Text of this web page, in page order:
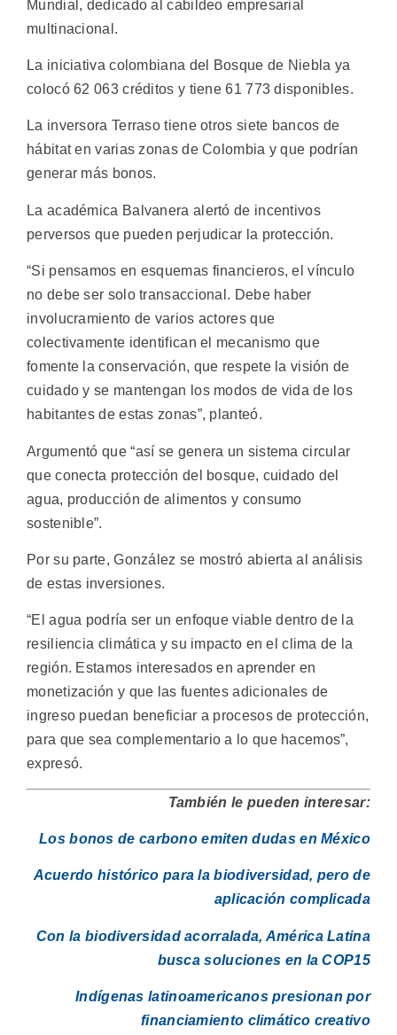
Mundial, dedicado al cabildeo empresarial
multinacional.
La iniciativa colombiana del Bosque de Niebla ya
colocó 62 063 créditos y tiene 61 773 disponibles.
La inversora Terraso tiene otros siete bancos de
hábitat en varias zonas de Colombia y que podrían
generar más bonos.
La académica Balvanera alertó de incentivos
perversos que pueden perjudicar la protección.
“Si pensamos en esquemas financieros, el vínculo
no debe ser solo transaccional. Debe haber
involucramiento de varios actores que
colectivamente identifican el mecanismo que
fomente la conservación, que respete la visión de
cuidado y se mantengan los modos de vida de los
habitantes de estas zonas”, planteó.
Argumentó que “así se genera un sistema circular
que conecta protección del bosque, cuidado del
agua, producción de alimentos y consumo
sostenible”.
Por su parte, González se mostró abierta al análisis
de estas inversiones.
“El agua podría ser un enfoque viable dentro de la
resiliencia climática y su impacto en el clima de la
región. Estamos interesados en aprender en
monetización y que las fuentes adicionales de
ingreso puedan beneficiar a procesos de protección,
para que sea complementario a lo que hacemos”,
expresó.
También le pueden interesar:
Los bonos de carbono emiten dudas en México
Acuerdo histórico para la biodiversidad, pero de
aplicación complicada
Con la biodiversidad acorralada, América Latina
busca soluciones en la COP15
Indígenas latinoamericanos presionan por
financiamiento climático creativo